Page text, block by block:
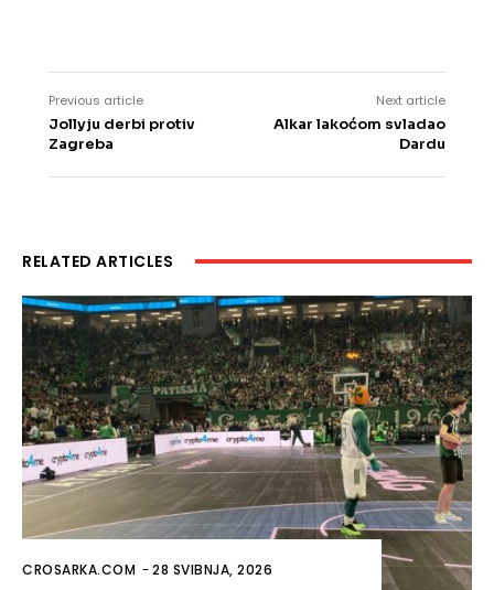
Previous article
Jollyju derbi protiv
Zagreba
Next article
Alkar lakoćom svladao
Dardu
RELATED ARTICLES
CROSARKA.COM -28 SVIBNJA, 2026